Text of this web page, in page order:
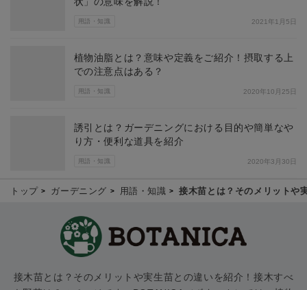
用語・知識 2021年1月5日
用語・知識
植物油脂とは？意味や定義をご紹介！摂取する上
での注意点はある？
2020年10月25日
用語・知識
誘引とは？ガーデニングにおける目的や簡単なや
り方・便利な道具を紹介
2020年3月30日
トップ ガーデニング 用語・知識 接木苗とは？そのメリットや
接木苗とは？そのメリットや実生苗との違いを紹介！接木すべ